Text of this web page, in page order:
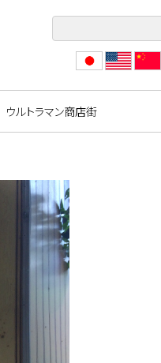
語
sh
中文
ウルトラマン商店街